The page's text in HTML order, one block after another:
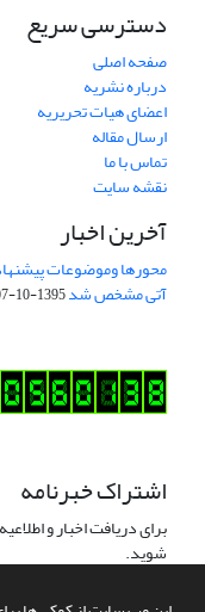
دسترسی سریع
صفحه اصلی
درباره نشریه
اعضای هیات تحریریه
ارسال مقاله
تماس با ما
نقشه سایت
آخرین اخبار
محورها وموضوعات
آتی مشخص شد1395-10-07
اشتراک خبرنامه
برای دریافت اخبار و
شوید.